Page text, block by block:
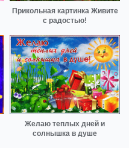
Прикольная картинка Живите
с радостью!
Желаю теплых дней и
солнышка в душе